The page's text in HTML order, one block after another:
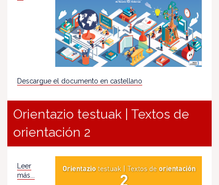
Descargue el documento en castellano
Orientazio testuak | Textos de
orientación 2
Leer
más...